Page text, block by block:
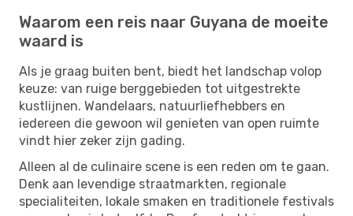
Waarom een reis naar Guyana de moeite
waard is
Als je graag buiten bent, biedt het landschap volop
keuze: van ruige berggebieden tot uitgestrekte
kustlijnen. Wandelaars, natuurliefhebbers en
iedereen die gewoon wil genieten van open ruimte
vindt hier zeker zijn gading.
Alleen al de culinaire scene is een reden om te gaan.
Denk aan levendige straatmarkten, regionale
specialiteiten, lokale smaken en traditionele festivals